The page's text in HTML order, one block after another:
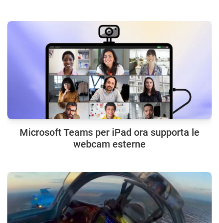
Microsoft Teams per iPad ora supporta le
webcam esterne